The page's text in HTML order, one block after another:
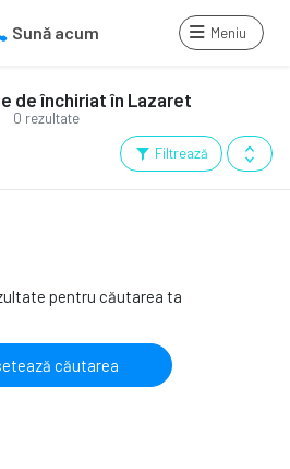
Sună acum Meniu
0 rezultate
de închiriat în Lazaret
Filtrează
pentru căutarea ta
căutarea